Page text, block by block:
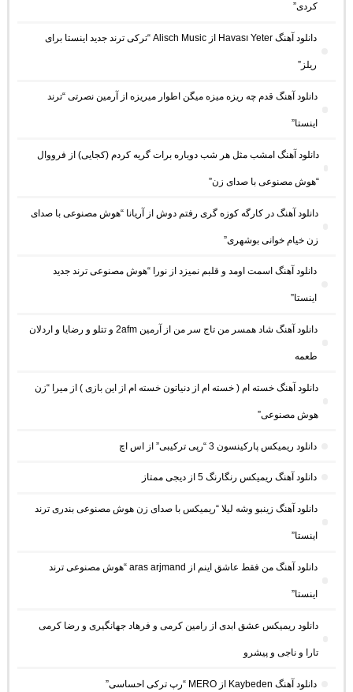
کردی”
دانلود آهنگ Havası Yeter از Alisch Music “ترکی ترند جدید اینستا برای
ریلز”
دانلود آهنگ ﻗﺪم ﭼﻪ رﻳﺰه ﻣﻴﺰه ﻣﻴﮕﻦ اﻃﻮار ﻣﻴﺮﻳﺰه از آرمین نصرتی “ترند
اینستا”
دانلود آهنگ امشب مثل هر شب دوباره برات گریه کردم (کجایی) از فرووال
“هوش مصنوعی با صدای زن”
دانلود آهنگ در کارگه کوزه گری رفتم دوش از آریانا “هوش مصنوعی با صدای
زن خیام خوانی بوشهری”
دانلود آهنگ اسمت اومد و قلبم نمیزد از نورا “هوش مصنوعی ترند جدید
اینستا”
دانلود آهنگ شاد همسر من تاج سر من از آرمین 2afm و تتلو و رضایا و اردلان
طعمه
دانلود آهنگ خسته ام ( خسته ام از دنیاتون خسته ام از این بازی ) از میرا “زن
هوش مصنوعی”
دانلود ریمیکس پارکینسون 3 “رپی ترکیبی” از اس اچ
دانلود آهنگ ریمیکس رنگارنگ 5 از دیجی ممتاز
دانلود آهنگ زینبو وشه لیلا “ریمیکس با صدای زن هوش مصنوعی بندری ترند
اینستا”
دانلود آهنگ من فقط عاشق اینم از aras arjmand “هوش مصنوعی ترند
اینستا”
دانلود ریمیکس عشق ابدی از رامین کرمی و فرهاد جهانگیری و رضا کرمی
تارا و ناجی و پیشرو
دانلود آهنگ Kaybeden از MERO “رپ ترکی احساسی”